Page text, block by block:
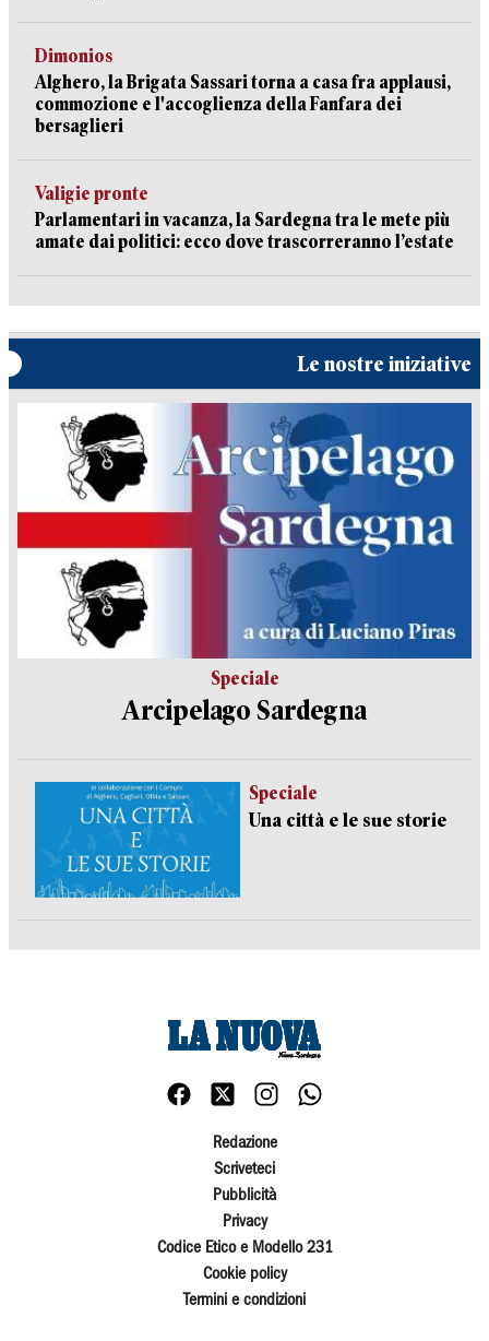
Dimonios
Alghero, la Brigata Sassari torna a casa fra applausi,
commozione e l'accoglienza della Fanfara dei
bersaglieri
Valigie pronte
Parlamentari in vacanza, la Sardegna tra le mete più
amate dai politici: ecco dove trascorreranno l’estate
Le nostre iniziative
Speciale
Arcipelago Sardegna
Speciale
Una città e le sue storie
Redazione
Scriveteci
Pubblicità
Privacy
Codice Etico e Modello 231
Cookie policy
Termini e condizioni